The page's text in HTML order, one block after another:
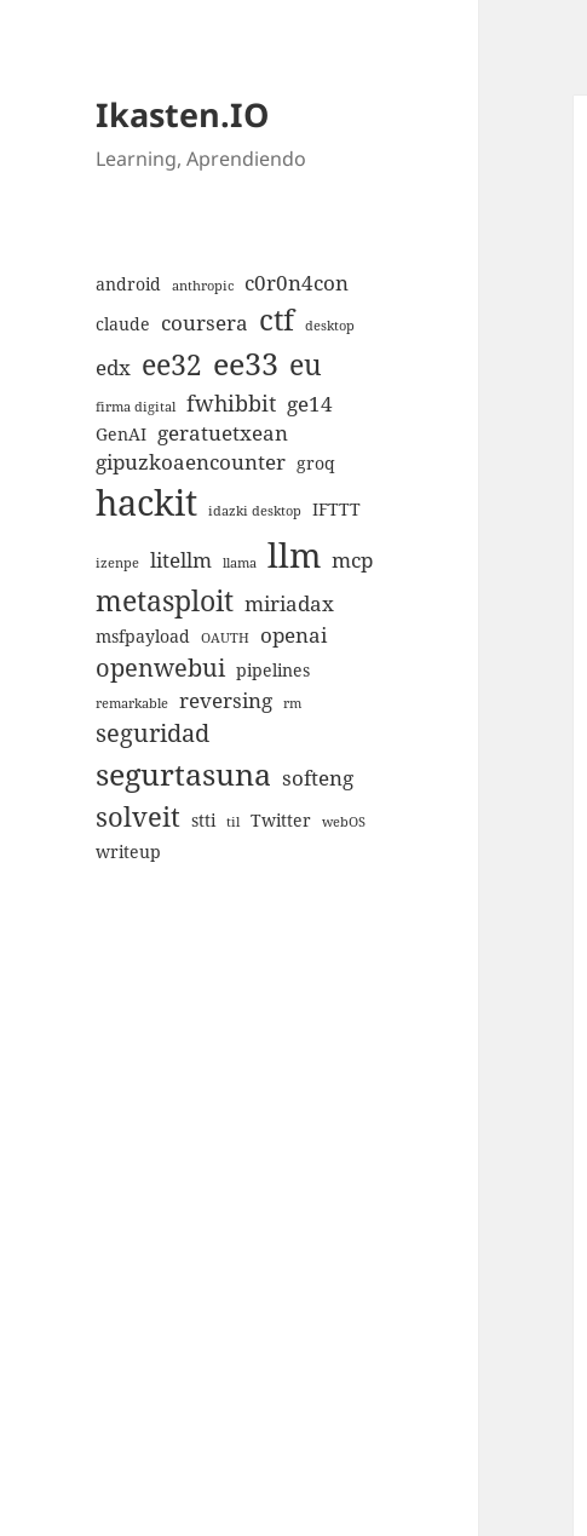
Ikasten.IO
Learning, Aprendiendo
android anthropic c0r0n4con
claude coursera ctf desktop
edx ee32 ee33 eu
firma digital fwhibbit ge14
GenAI geratuetxean
gipuzkoaencounter groq
hackit idazki desktop IFTTT
izenpe litellm llama llm mcp
metasploit miriadax
msfpayload OAUTH openai
openwebui pipelines
remarkable reversing rm
seguridad
segurtasuna softeng
solveit stti til Twitter webOS
writeup